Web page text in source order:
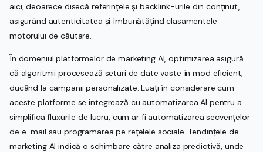
aici, deoarece disecă referințele și backlink-urile din conținut,
asigurând autenticitatea și îmbunătățind clasamentele
motorului de căutare.
În domeniul platformelor de marketing AI, optimizarea asigură
că algoritmii procesează seturi de date vaste în mod eficient,
ducând la campanii personalizate. Luați în considerare cum
aceste platforme se integrează cu automatizarea AI pentru a
simplifica fluxurile de lucru, cum ar fi automatizarea secvențelor
de e-mail sau programarea pe rețelele sociale. Tendințele de
marketing AI indică o schimbare către analiza predictivă, unde